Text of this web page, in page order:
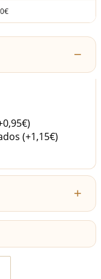
(+1,15€)